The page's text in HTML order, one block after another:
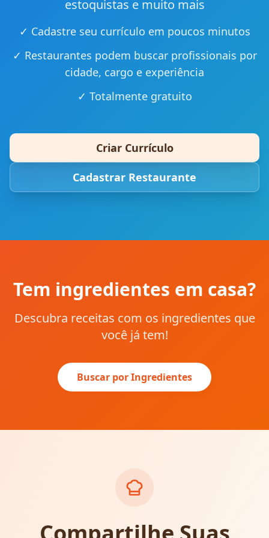
estoquistas e muito mais
✓ Cadastre seu currículo em poucos minutos
✓ Restaurantes podem buscar profissionais por
cidade, cargo e experiência
✓ Totalmente gratuito
Criar Currículo
Cadastrar Restaurante
Tem ingredientes em casa?
Descubra receitas com os ingredientes que
você já tem!
Buscar por Ingredientes